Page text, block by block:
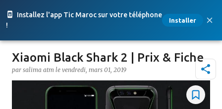
Installez l'app Tic Maroc sur votre téléphone
!
Installer
Accéder au contenu principal
Xiaomi Black Shark 2 | Prix & Fiche
par salima atm le vendredi, mars 01, 2019